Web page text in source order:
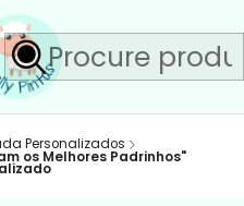
Personalizados
os Melhores Padrinhos"